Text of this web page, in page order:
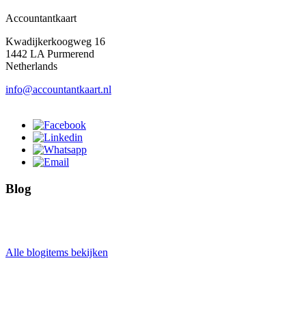
Accountantkaart
Kwadijkerkoogweg 16
1442 LA Purmerend
Netherlands
info@accountantkaart.nl
Blog
Alle blogitems bekijken